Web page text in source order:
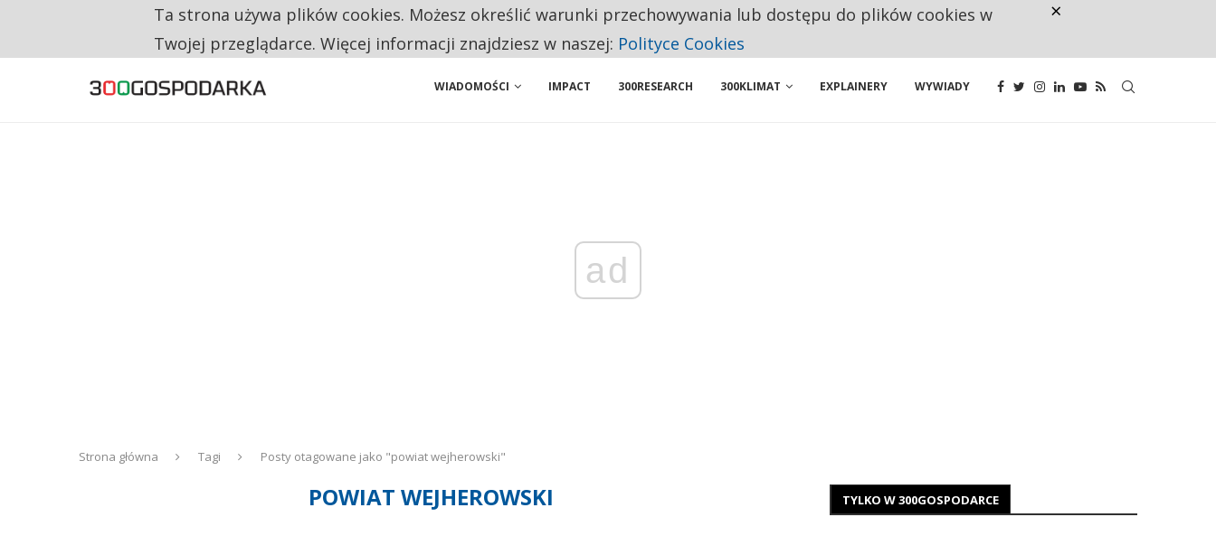
RESTRYKCJE CHIN UDERZAJĄ W EUROPEJSKI PRZEMYSŁ. NA LIŚCIE SĄ DWA PODMIOTY Z POLSKI
WIADOMOŚCI IMPACT 300RESEARCH 300KLIMAT EXPLAINERY WYWIADY
ad
Strona główna Tagi Posty otagowane jako "powiat wejherowski"
POWIAT WEJHEROWSKI TYLKO W 300GOSPODARCE
Ta strona używa plików cookies. Możesz określić warunki przechowywania lub dostępu do plików cookies w
Twojej przeglądarce. Więcej informacji znajdziesz w naszej: Polityce Cookies
×